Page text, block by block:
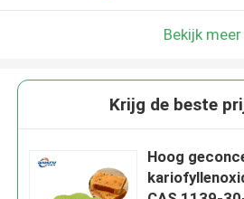
Bekijk meer
Krijg de beste
Hoog